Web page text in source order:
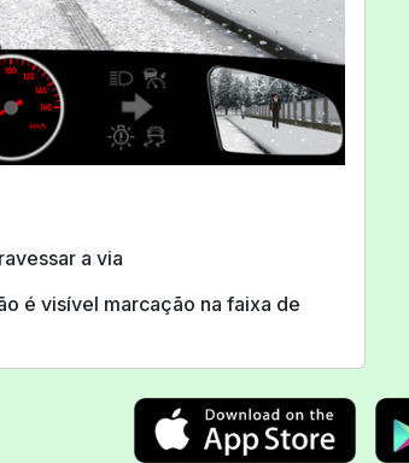
a via
é visível marcação na faixa de